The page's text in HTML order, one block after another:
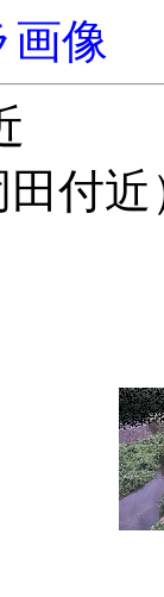
像
田付近